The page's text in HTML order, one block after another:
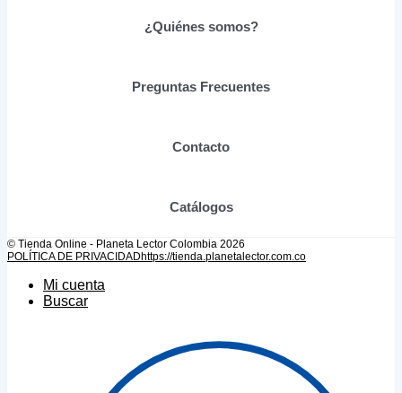
en
producto
¿Quiénes somos?
Preguntas Frecuentes
Contacto
Catálogos
© Tienda Online - Planeta Lector Colombia 2026
POLÍTICA DE PRIVACIDADhttps://tienda.planetalector.com.co
Mi cuenta
Buscar